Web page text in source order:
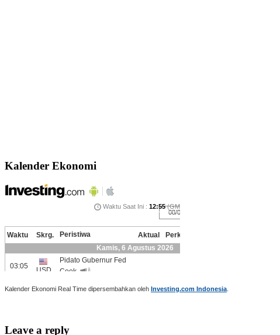
Kalender Ekonomi
Kalender Ekonomi Real Time dipersembahkan oleh Investing.com Indonesia
Leave a reply